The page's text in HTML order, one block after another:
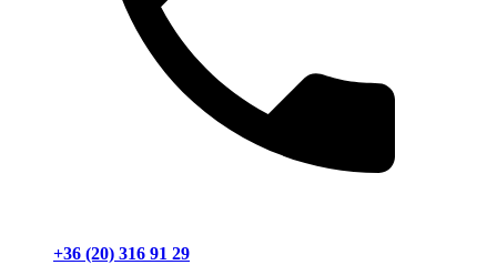
+36 (20) 316 91 29